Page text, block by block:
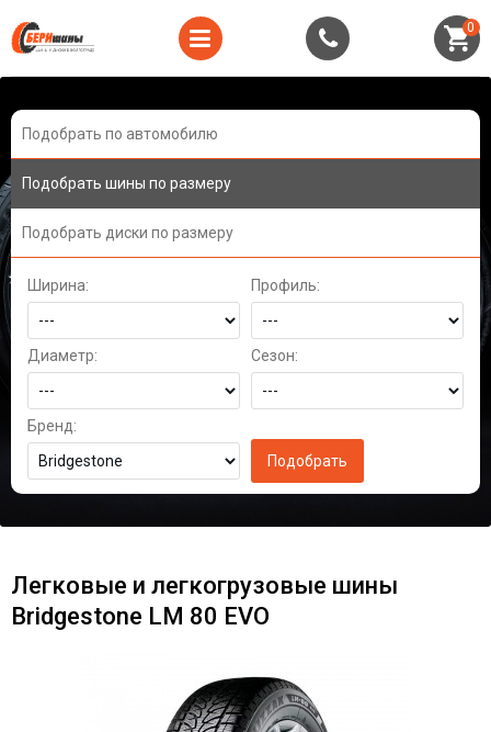
0
Подобрать по автомобилю
Подобрать шины по размеру
Подобрать диски по размеру
Ширина: Профиль:
Диаметр: Сезон:
Бренд:
Легковые и легкогрузовые шины
Bridgestone LM 80 EVO